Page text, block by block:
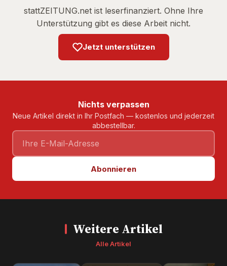
stattZEITUNG.net ist leserfinanziert. Ohne Ihre
Unterstützung gibt es diese Arbeit nicht.
Jetzt unterstützen
Nichts verpassen
Neue Artikel direkt in Ihr Postfach — kostenlos und jederzeit
abbestellbar.
Abonnieren
Weitere Artikel
Alle Artikel